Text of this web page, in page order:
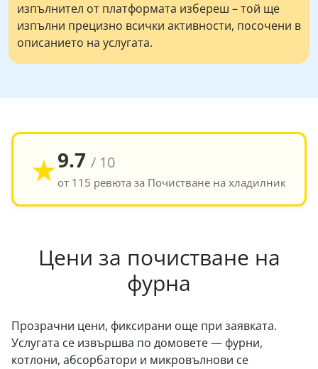
изпълнител от платформата избереш – той ще
изпълни прецизно всички активности, посочени в
описанието на услугата.
★9.7 / 10
от 115 ревюта за Почистване на хладилник
Цени за почистване на
фурна
Прозрачни цени, фиксирани още при заявката.
Услугата се извършва по домовете — фурни,
котлони, абсорбатори и микровълнови се